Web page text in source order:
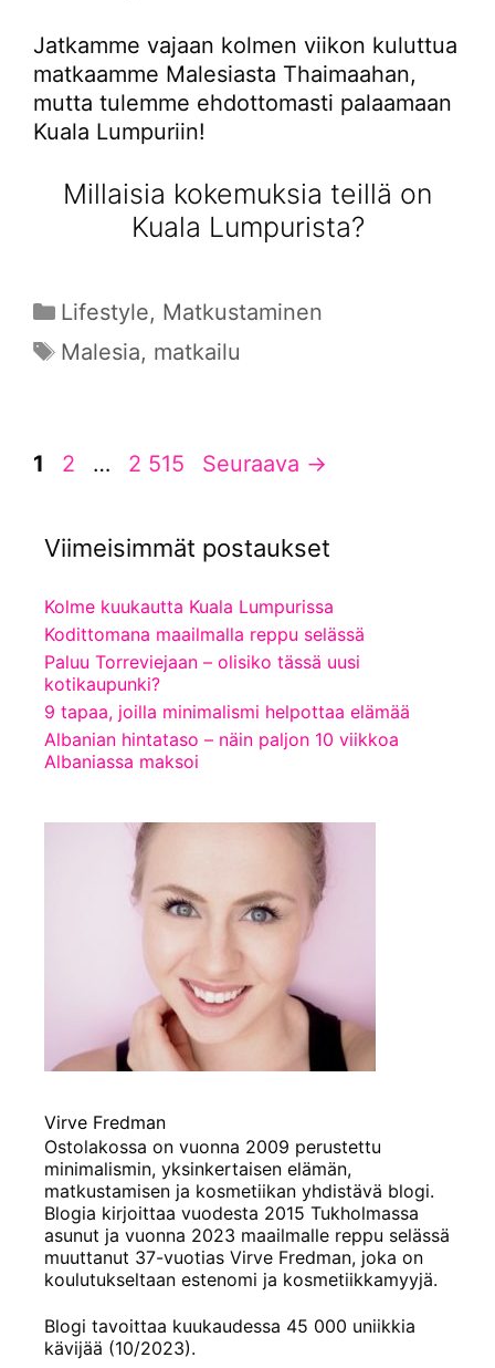
Jatkamme vajaan kolmen viikon kuluttua
matkaamme Malesiasta Thaimaahan,
mutta tulemme ehdottomasti palaamaan
Kuala Lumpuriin!
Millaisia kokemuksia teillä on
Kuala Lumpurista?
Kategoriat
Lifestyle, Matkustaminen
Avainsanat
Malesia, matkailu
Sivu
1 Sivu
2 … Sivu
2 515 Seuraava →
Viimeisimmät postaukset
Kolme kuukautta Kuala Lumpurissa
Kodittomana maailmalla reppu selässä
Paluu Torreviejaan – olisiko tässä uusi
kotikaupunki?
9 tapaa, joilla minimalismi helpottaa elämää
Albanian hintataso – näin paljon 10 viikkoa
Albaniassa maksoi
Virve Fredman
Ostolakossa on vuonna 2009 perustettu
minimalismin, yksinkertaisen elämän,
matkustamisen ja kosmetiikan yhdistävä blogi.
Blogia kirjoittaa vuodesta 2015 Tukholmassa
asunut ja vuonna 2023 maailmalle reppu selässä
muuttanut 37-vuotias Virve Fredman, joka on
koulutukseltaan estenomi ja kosmetiikkamyyjä.
Blogi tavoittaa kuukaudessa 45 000 uniikkia
kävijää (10/2023).